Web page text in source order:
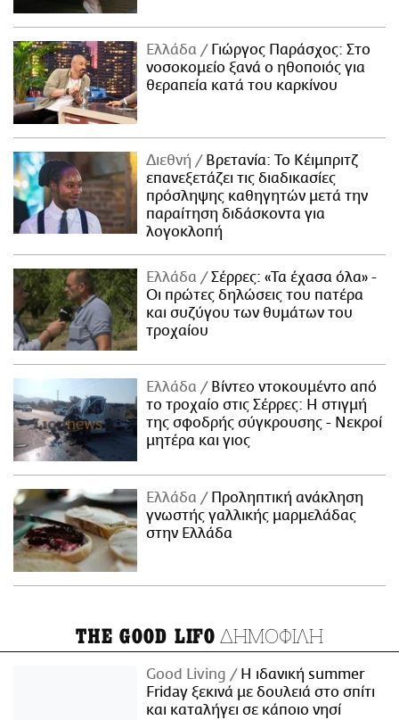
Ελλάδα
Γιώργος Παράσχος: Στο
νοσοκομείο ξανά ο ηθοποιός για
θεραπεία κατά του καρκίνου
Διεθνή
Βρετανία: Το Κέιμπριτζ
επανεξετάζει τις διαδικασίες
πρόσληψης καθηγητών μετά την
παραίτηση διδάσκοντα για
λογοκλοπή
Ελλάδα
Σέρρες: «Τα έχασα όλα» -
Οι πρώτες δηλώσεις του πατέρα
και συζύγου των θυμάτων του
τροχαίου
Ελλάδα
Βίντεο ντοκουμέντο από
το τροχαίο στις Σέρρες: Η στιγμή
της σφοδρής σύγκρουσης - Νεκροί
μητέρα και γιος
Ελλάδα
Προληπτική ανάκληση
γνωστής γαλλικής μαρμελάδας
στην Ελλάδα
THE GOOD LIFO ΔΗΜΟΦΙΛΗ
Good Living
Η ιδανική summer
Friday ξεκινά με δουλειά στο σπίτι
και καταλήγει σε κάποιο νησί